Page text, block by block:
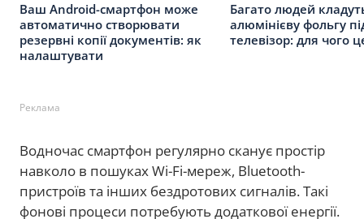
Ваш Android-смартфон може
автоматично створювати
резервні копії документів: як
налаштувати
Багато людей
алюмінієву фольгу
телевізор: для чого
Реклама
Водночас смартфон регулярно сканує простір
навколо в пошуках Wi-Fi-мереж, Bluetooth-
пристроїв та інших бездротових сигналів. Такі
фонові процеси потребують додаткової енергії.